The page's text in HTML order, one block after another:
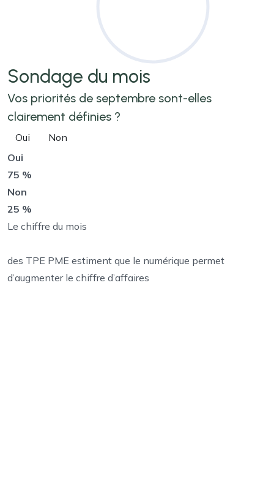
Sondage du mois
Vos priorités de septembre sont-elles
clairement définies ?
Oui
Non
Oui
75 %
Non
25 %
Le chiffre du mois
des TPE PME estiment que le numérique permet
d’augmenter le chiffre d’affaires